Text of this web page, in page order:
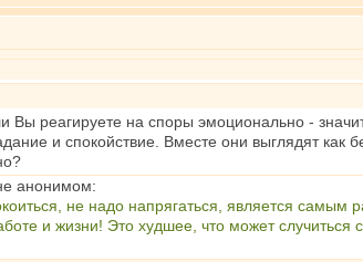
Вы реагируете на споры эмоционально -
и спокойствие. Вместе они выглядят
анонимом:
не надо напрягаться, является
и жизни! Это худшее, что может случиться